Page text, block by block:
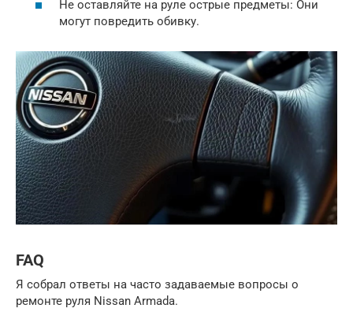
Не оставляйте на руле острые предметы: Они
могут повредить обивку.
FAQ
Я собрал ответы на часто задаваемые вопросы о
ремонте руля Nissan Armada.